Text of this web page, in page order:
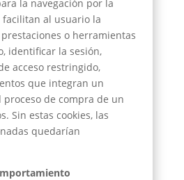
la navegación por la
facilitan al usuario la
o herramientas
identificar la sesión,
acceso restringido,
que integran un
de compra de un
Sin estas cookies, las
quedarían